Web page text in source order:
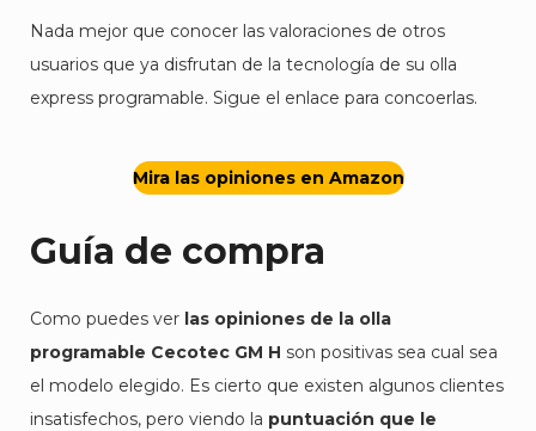
Nada mejor que conocer las valoraciones de otros
usuarios que ya disfrutan de la tecnología de su olla
express programable. Sigue el enlace para concoerlas.
Mira las opiniones en Amazon
Guía de compra
Como puedes ver las opiniones de la olla
programable Cecotec GM H son positivas sea cual sea
el modelo elegido. Es cierto que existen algunos clientes
insatisfechos, pero viendo la puntuación que le